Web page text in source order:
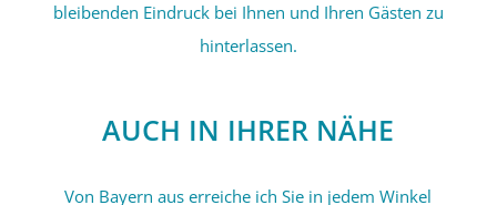
bleibenden Eindruck bei Ihnen und Ihren Gästen zu
hinterlassen.
AUCH IN IHRER NÄHE
Von Bayern aus erreiche ich Sie in jedem Winkel